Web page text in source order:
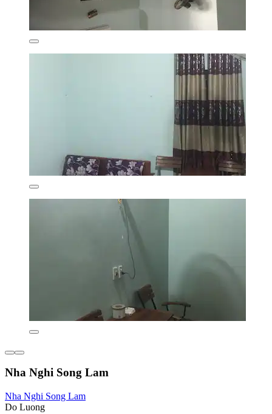
Nha Nghi Song Lam
Nha Nghi Song Lam
Do Luong